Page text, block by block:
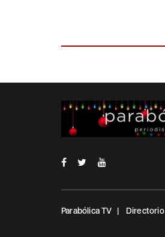
Parabólica TV Directorio